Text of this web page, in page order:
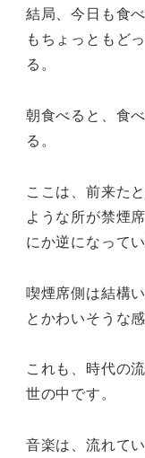
結局、今日も食
もちょっともど
る。
朝食べると、食
る。
ここは、前来た
ような所が禁煙
にか逆になってい
喫煙席側は結構
とかわいそうな
これも、時代の
世の中です。
音楽は、流れて